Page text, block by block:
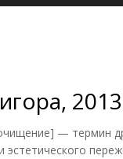
— термин
эстетического